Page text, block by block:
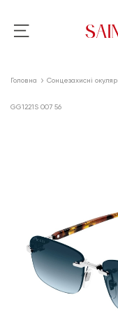
Головна Сонцезахисні
GG1221S 007 56